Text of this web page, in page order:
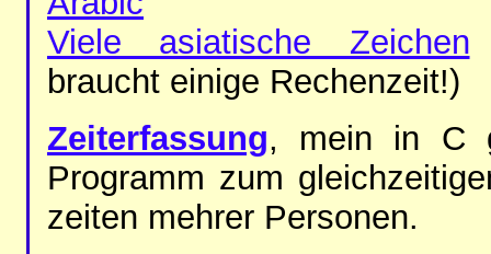
Vie­le asia­ti­sche Zei­chen
braucht ei­ni­ge Re­chen­zeit!)
Zei­ter­fas­sung, mein in C
Pro­gramm zum
zei­ten meh­rer Per­so­nen.